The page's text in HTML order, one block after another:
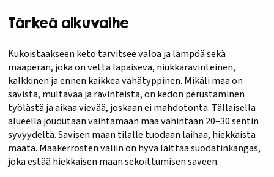
Tärkeä alkuvaihe
Kukoistaakseen keto tarvitsee valoa ja lämpöä sekä
maaperän, joka on vettä läpäisevä, niukkaravinteinen,
kalkkinen ja ennen kaikkea vähätyppinen. Mikäli maa on
savista, multavaa ja ravinteista, on kedon perustaminen
työlästä ja aikaa vievää, joskaan ei mahdotonta. Tällaisella
alueella joudutaan vaihtamaan maa vähintään 20–30 sentin
syvyydeltä. Savisen maan tilalle tuodaan laihaa, hiekkaista
maata. Maakerrosten väliin on hyvä laittaa suodatinkangas,
joka estää hiekkaisen maan sekoittumisen saveen.